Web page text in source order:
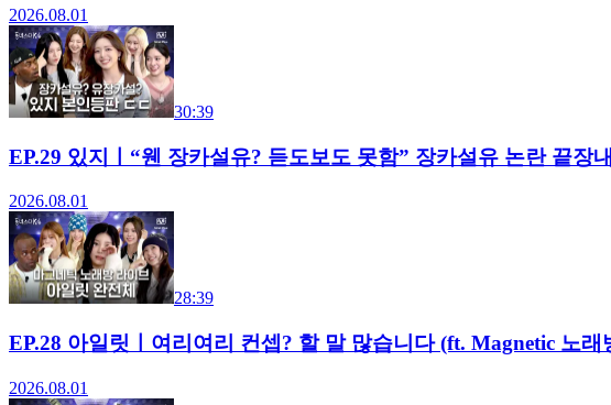
2026.08.01
30:39
EP.29 있지ㅣ“웬 장카설유? 듣도보도 못함” 장카설유 논란 끝
2026.08.01
28:39
EP.28 아일릿ㅣ여리여리 컨셉? 할 말 많습니다 (ft. Magnetic 노
2026.08.01